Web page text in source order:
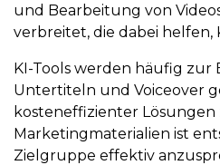
und Bearbeitung von
verbreitet, die dabei helfen,
KI-Tools werden häufig zur
Untertiteln und Voiceover
kosteneffizienter
Marketingmaterialien ist
Zielgruppe effektiv